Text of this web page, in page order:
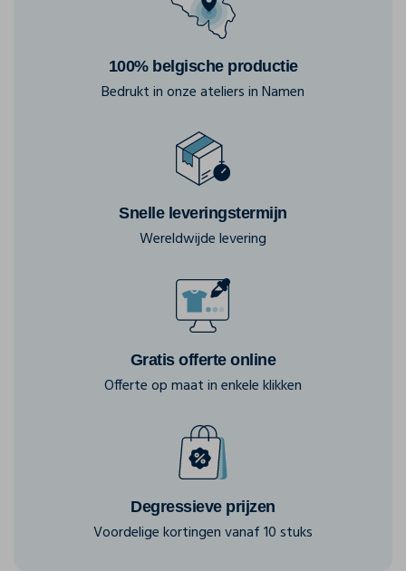
100% belgische productie
Bedrukt in onze ateliers in Namen
Snelle leveringstermijn
Wereldwijde levering
Gratis offerte online
Offerte op maat in enkele klikken
Degressieve prijzen
Voordelige kortingen vanaf 10 stuks